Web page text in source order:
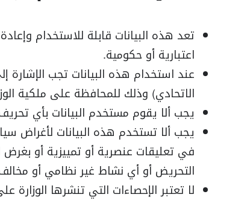
تعد هذه البيانات قابلة للاستخدام
اعتبارية أو حكومية.
عند استخدام هذه البيانات تجب
الاتحادي) وذلك للمحافظة على ملكية
‌يجب ألا يقوم مستخدم البيانات بأي
يجب ألا تستخدم هذه البيانات لأغراض
في تعليقات عنصرية أو تمييزية أو بغرض
التحريض أو أي نشاط غير نظامي أو مخالف
لا تعتبر الإحصاءات التي تنشرها